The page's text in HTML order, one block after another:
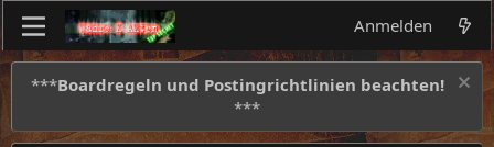
Anmelden
***Boardregeln und Postingrichtlinien beachten!
***